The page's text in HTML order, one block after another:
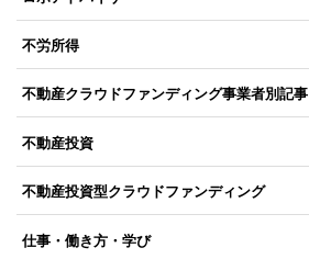
不労所得
不動産クラウドファンディング事業者別記事
不動産投資
不動産投資型クラウドファンディング
仕事・働き方・学び